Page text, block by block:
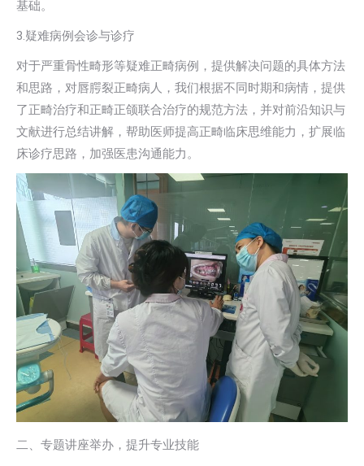
基础。
3.疑难病例会诊与诊疗
对于严重骨性畸形等疑难正畸病例，提供解决问题的具体方法
和思路，对唇腭裂正畸病人，我们根据不同时期和病情，提供
了正畸治疗和正畸正颌联合治疗的规范方法，并对前沿知识与
文献进行总结讲解，帮助医师提高正畸临床思维能力，扩展临
床诊疗思路，加强医患沟通能力。
二、专题讲座举办，提升专业技能